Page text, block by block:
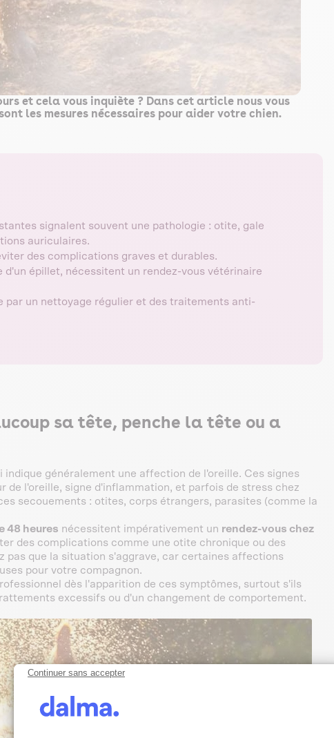
et cela vous inquiète ? Dans cet article nous vous
les mesures nécessaires pour aider votre chien.
signalent souvent une pathologie : otite, gale
auriculaires.
des complications graves et durables.
d'un épillet, nécessitent un rendez-vous vétérinaire
par un nettoyage régulier et des traitements anti-
sa tête, penche la tête ou a
indique généralement une affection de l'oreille. Ces signes
de l'oreille, signe d'inflammation, et parfois de stress chez
secouements : otites, corps étrangers, parasites (comme la
48 heures nécessitent impérativement un rendez-vous chez
des complications comme une otite chronique ou des
pas que la situation s'aggrave, car certaines affections
pour votre compagnon.
dès l'apparition de ces symptômes, surtout s'ils
excessifs ou d'un changement de comportement.
Continuer sans accepter